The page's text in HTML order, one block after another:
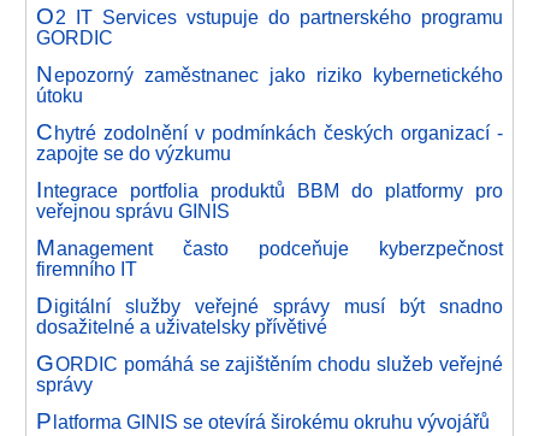
O2 IT Services vstupuje do partnerského programu
GORDIC
Nepozorný zaměstnanec jako riziko kybernetického
útoku
Chytré zodolnění v podmínkách českých organizací -
zapojte se do výzkumu
Integrace portfolia produktů BBM do platformy pro
veřejnou správu GINIS
Management často podceňuje kyberzpečnost
firemního IT
Digitální služby veřejné správy musí být snadno
dosažitelné a uživatelsky přívětivé
GORDIC pomáhá se zajištěním chodu služeb veřejné
správy
Platforma GINIS se otevírá širokému okruhu vývojářů